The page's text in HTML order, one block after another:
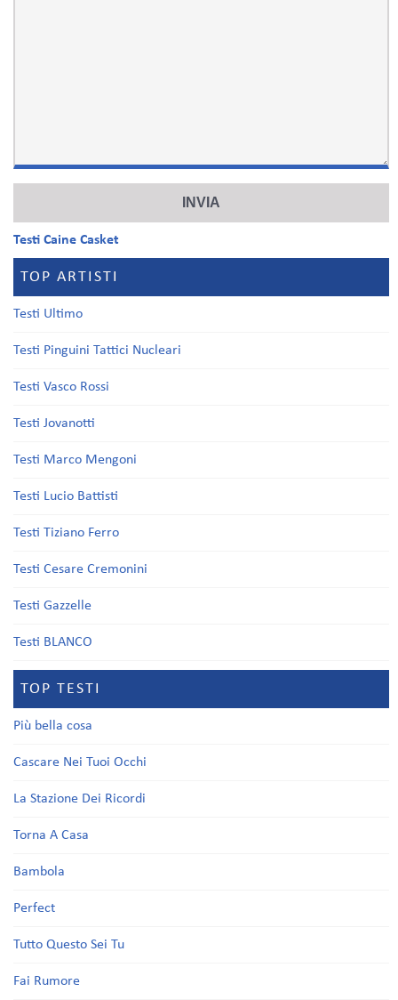
Testi Caine Casket
TOP ARTISTI
Testi Ultimo
Testi Pinguini Tattici Nucleari
Testi Vasco Rossi
Testi Jovanotti
Testi Marco Mengoni
Testi Lucio Battisti
Testi Tiziano Ferro
Testi Cesare Cremonini
Testi Gazzelle
Testi BLANCO
TOP TESTI
Più bella cosa
Cascare Nei Tuoi Occhi
La Stazione Dei Ricordi
Torna A Casa
Bambola
Perfect
Tutto Questo Sei Tu
Fai Rumore